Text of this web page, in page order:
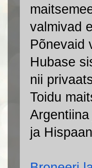
valmivad
Põnevaid
Hubase
nii
Toidu
ja